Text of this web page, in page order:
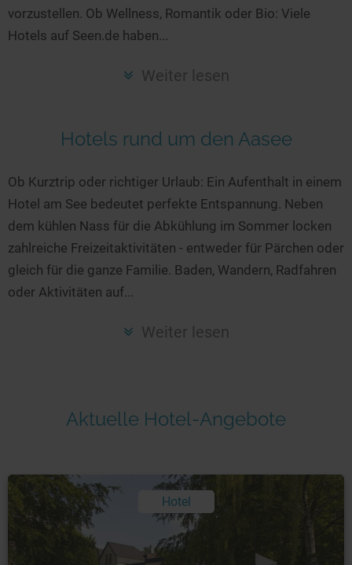
Auszeit & Wellness
Häuser auf dem Wasser
Hundefreundliche Unterkünfte
Top Seen nach Regionen
Deutschlands Lieblingsseen
Frankreich
Niederlande
Schweden
Norwegen
alle Länder…
vorzustellen. Ob Wellness, Romantik oder Bio: Viele
Hotels auf Seen.de haben...
Weiter lesen
Hotels rund um den Aasee
Ob Kurztrip oder richtiger Urlaub: Ein Aufenthalt in einem
Hotel am See bedeutet perfekte Entspannung. Neben
dem kühlen Nass für die Abkühlung im Sommer locken
zahlreiche Freizeitaktivitäten - entweder für Pärchen oder
gleich für die ganze Familie. Baden, Wandern, Radfahren
oder Aktivitäten auf...
Weiter lesen
Aktuelle Hotel-Angebote
Hotel